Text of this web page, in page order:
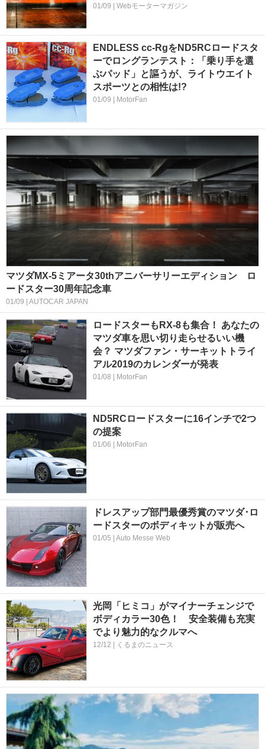
01/09 | Webモーターマガジン
ENDLESS cc-RgをND5RCロードスタ
ーでロングランテスト：「乗り手を選
ぶパッド」と謳うが、ライトウエイト
スポーツとの相性は!?
01/09 | MotorFan
マツダMX-5ミアータ30thアニバーサリーエディション ロ
ードスター30周年記念車
01/09 | AUTOCAR JAPAN
ロードスターもRX-8も集合！ あなたの
マツダ車を思い切り走らせるいい機
会？ マツダファン・サーキットトライ
アル2019のカレンダーが発表
01/08 | MotorFan
ND5RCロードスターに16インチで2つ
の提案
01/06 | MotorFan
ドレスアップ部門最優秀賞のマツダ･ロ
ードスターのボディキットが販売へ
01/05 | Auto Messe Web
光岡「ヒミコ」がマイナーチェンジで
ボディカラー30色！ 安全装備も充実
でより魅力的なクルマへ
12/12 | くるまのニュース